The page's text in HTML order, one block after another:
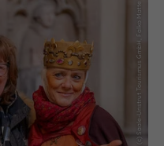
(c) Saale-Unstrut Tourismus GmbH, Falko Matte